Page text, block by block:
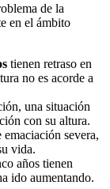
de la
en el ámbito
tienen retraso en
no es acorde a
una situación
con su altura.
emaciación severa,
vida.
años tienen
ido aumentando.